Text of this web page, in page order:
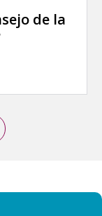
de la